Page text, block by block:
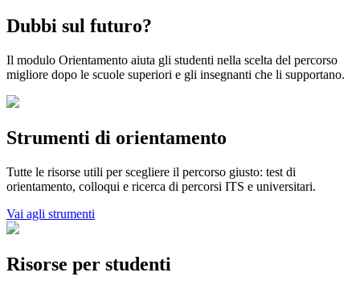
Dubbi sul futuro?
Il modulo Orientamento aiuta gli studenti nella scelta del percorso
migliore dopo le scuole superiori e gli insegnanti che li supportano.
Strumenti di orientamento
Tutte le risorse utili per scegliere il percorso giusto: test di
orientamento, colloqui e ricerca di percorsi ITS e universitari.
Vai agli strumenti
Risorse per studenti